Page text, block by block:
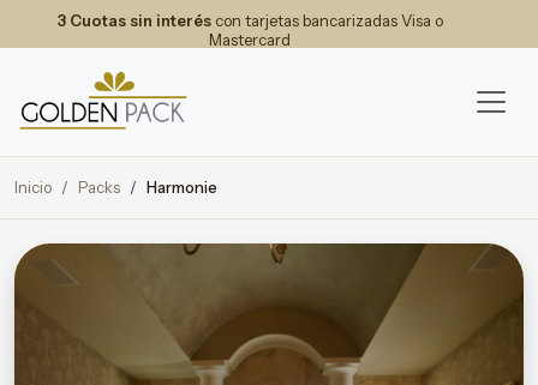
3 Cuotas sin interéscon tarjetas bancarizadas Visa o
Mastercard
Inicio Packs Harmonie